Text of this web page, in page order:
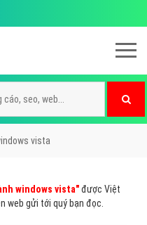
vista
windows vista"được Việt
web gửi tới quý bạn đọc.